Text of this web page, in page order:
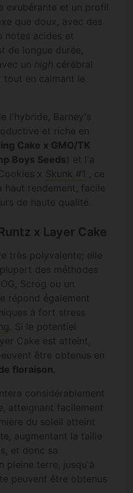
exubérante et un profil
que doux, avec des
notes acides et
de longue durée,
un high cérébral
tout en calmant le
l'hybride, Barney's
et riche en
Cake x GMO/TK
Boys Seeds) et l'a
x Skunk #1 , ce
haut rendement, facile
de haute qualité.
x Layer Cake
très polyvalente; elle
des méthodes
Scrog ou un
répond également
à fort stress
. Si le potentiel
Cake est atteint,
être obtenus en
floraison
considérablement
atteignant facilement
du soleil atteint
augmentant la taille
et donc sa
pleine terre, jusqu'à
peuvent être obtenus